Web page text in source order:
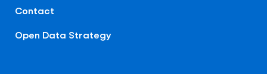
Contact
Open Data Strategy